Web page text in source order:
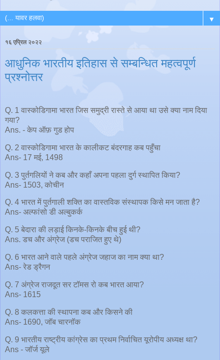
▼
१६ एप्रिल २०२२
आधुनिक भारतीय इतिहास से सम्बन्धित महत्वपूर्ण
प्रश्नोत्तर
Q. 1 वास्कोडिगामा भारत जिस समुद्री रास्ते से आया था उसे क्या नाम दिया
गया?
Ans. - केप ऑफ़ गुड होप
Q. 2 वास्कोडिगामा भारत के कालीकट बंदरगाह कब पहुँचा
Ans- 17 मई, 1498
Q. 3 पुर्तगलियों ने कब और कहाँ अपना पहला दुर्ग स्थापित किया?
Ans- 1503, कोचीन
Q. 4 भारत में पुर्तगाली शक्ति का वास्तविक संस्थापक किसे मन जाता है?
Ans- अल्फांसो डी अल्बुकर्क
Q. 5 बेदारा की लड़ाई किनके-किनके बीच हुई थी?
Ans. डच और अंग्रेज (डच पराजित हुए थे)
Q. 6 भारत आने वाले पहले अंग्रेज जहाज का नाम क्या था?
Ans- रेड ड्रैगन
Q. 7 अंग्रेज राजदूत सर टॉमस रो कब भारत आया?
Ans- 1615
Q. 8 कलकत्ता की स्थापना कब और किसने की
Ans- 1690, जॉब चारनॉक
Q. 9 भारतीय राष्ट्रीय कांग्रेस का प्रथम निर्वाचित यूरोपीय अध्यक्ष था?
Ans - जॉर्ज यूले